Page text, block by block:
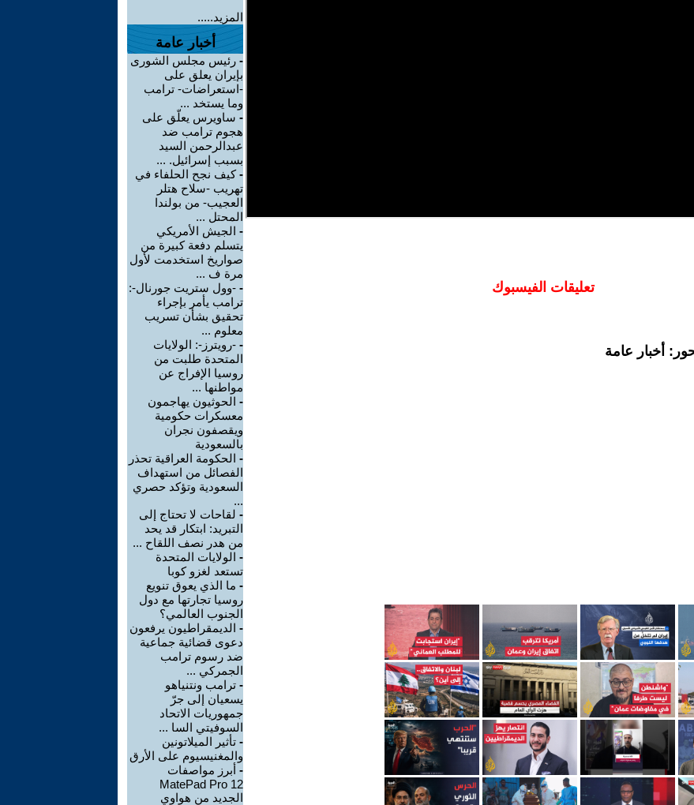
تعليقات الفيسبوك
أخبار عامة
المزيد.....
أخبار عامة
- رئيس مجلس الشورى
بإيران يعلق على
-استعراضات- ترامب
وما يستخد ...
- ساويرس يعلّق على
هجوم ترامب ضد
عبدالرحمن السيد
بسبب إسرائيل. ...
-كيف نجح الحلفاء في
تهريب -سلاح هتلر
العجيب- من بولندا
المحتل ...
- الجيش الأمريكي
يتسلم دفعة كبيرة من
صواريخ استخدمت لأول
مرة ف ...
- -وول ستريت جورنال-:
ترامب يأمر بإجراء
تحقيق بشأن تسريب
معلوم ...
- -رويترز-: الولايات
المتحدة طلبت من
روسيا الإفراج عن
مواطنها ...
- الحوثيون يهاجمون
معسكرات حكومية
ويقصفون نجران
بالسعودية
- الحكومة العراقية تحذر
الفصائل من استهداف
السعودية وتؤكد حصري
...
- لقاحات لا تحتاج إلى
التبريد: ابتكار قد يحد
من هدر نصف اللقاح ...
- الولايات المتحدة
تستعد لغزو كوبا
- ما الذي يعوق تنويع
روسيا تجارتها مع دول
الجنوب العالمي؟
- الديمقراطيون يرفعون
دعوى قضائية جماعية
ضد رسوم ترامب
الجمركي ...
- ترامب ونتنياهو
يسعيان إلى جرّ
جمهوريات الاتحاد
السوفيتي السا ...
- تأثير الميلاتونين
والمغنيسيوم على الأرق
- أبرز مواصفات
MatePad Pro 12
الجديد من هواوي